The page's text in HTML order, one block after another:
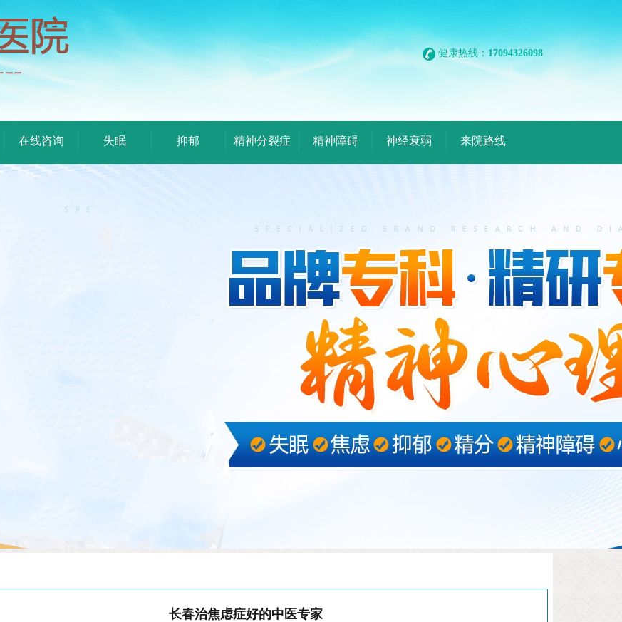
健康热线： 17094326098
在线咨询 失眠 抑郁 精神分裂症 精神障碍 神经衰弱 来院路线
长春治焦虑症好的中医专家